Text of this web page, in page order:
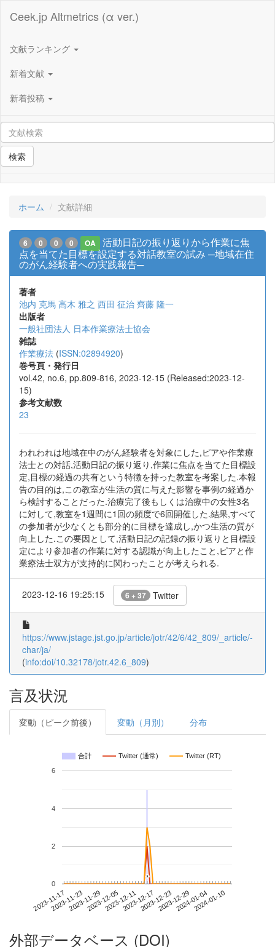
Ceek.jp Altmetrics (α ver.)
文献ランキング
新着文献
新着投稿
検索
ホーム 文献詳細
6 0 0 0 OA
活動日記の振り返りから作業に焦
点を当てた目標を設定する対話教室の試み ─地域在住
のがん経験者への実践報告─
著者
池内 克馬 高木 雅之 西田 征治 齊藤 隆一
出版者
一般社団法人 日本作業療法士協会
雑誌
作業療法 (ISSN:02894920)
巻号頁・発行日
vol.42, no.6, pp.809-816, 2023-12-15 (Released:2023-12-
15)
参考文献数
23
われわれは地域在中のがん経験者を対象にした,ピアや作業療
法士との対話,活動日記の振り返り,作業に焦点を当てた目標設
定,目標の経過の共有という特徴を持った教室を考案した.本報
告の目的は,この教室が生活の質に与えた影響を事例の経過か
ら検討することだった.治療完了後もしくは治療中の女性3名
に対して,教室を1週間に1回の頻度で6回開催した.結果,すべて
の参加者が少なくとも部分的に目標を達成し,かつ生活の質が
向上した.この要因として,活動日記の記録の振り返りと目標設
定により参加者の作業に対する認識が向上したこと,ピアと作
業療法士双方が支持的に関わったことが考えられる.
2023-12-16 19:25:15 6 + 37 Twitter
https://www.jstage.jst.go.jp/article/jotr/42/6/42_809/_article/-
char/ja/
(info:doi/10.32178/jotr.42.6_809)
言及状況
変動（ピーク前後） 変動（月別） 分布
合計 Twitter (通常) Twitter (RT)
2023-11-172023-11-232023-11-292023-12-052023-12-112023-12-172023-12-232023-12-292024-01-042024-01-10
0
2
4
6
*
*
外部データベース (DOI)